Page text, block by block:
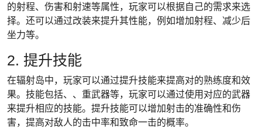
的射程、伤害和射速等属性，玩家可以根据自己的需求来选
择。还可以通过改装来提升其性能，例如增加射程、减少后
坐力等。
2. 提升技能
在辐射岛中，玩家可以通过提升技能来提高对的熟练度和效
果。技能包括、、重武器等，玩家可以通过使用对应的武器
来提升相应的技能。提升技能可以增加射击的准确性和伤
害，提高对敌人的击中率和致命一击的概率。